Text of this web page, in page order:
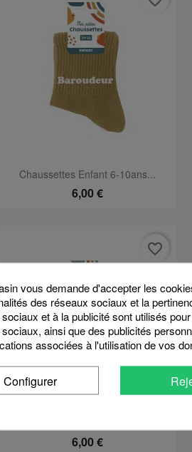
Aperçu rapide
Chaussettes Enfant 6-10ans...
6,00 €
6,00 €
favorite_border
vous demande d'accepter les
des réseaux sociaux et la
et à la publicité sont utilisés
ainsi que des publicités
associées à l'utilisation de vos
Configurer